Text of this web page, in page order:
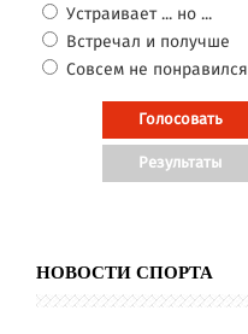
Устраивает ... но ...
Встречал и получше
Совсем не понравился
НОВОСТИ СПОРТА